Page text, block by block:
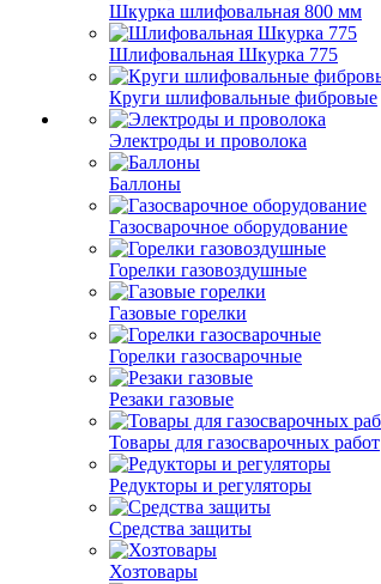
Шкурка шлифовальная 800 мм
Шлифовальная Шкурка 775
Круги шлифовальные фибровые
Электроды и проволока
Баллоны
Газосварочное оборудование
Горелки газовоздушные
Газовые горелки
Горелки газосварочные
Резаки газовые
Товары для газосварочных работ
Редукторы и регуляторы
Средства защиты
Хозтовары